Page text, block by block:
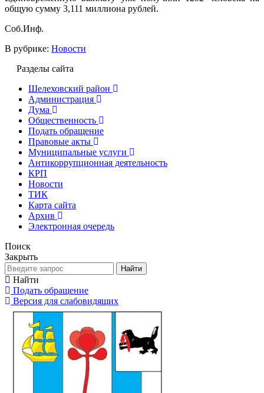
общую сумму 3,111 миллиона рублей.
Соб.Инф.
В рубрике: Новости
Разделы сайта
Шелеховский район
Администрация
Дума
Общественность
Подать обращение
Правовые акты
Муниципальные услуги
Антикоррупционная деятельность
КРП
Новости
ТИК
Карта сайта
Архив
Электронная очередь
Поиск
Закрыть
Найти
Найти
Подать обращение
Версия для слабовидящих